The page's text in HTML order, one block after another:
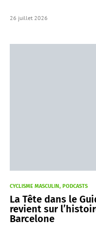
26 juillet 2026
CYCLISME MASCULIN PODCASTS
La Tête dans le
revient sur
Barcelone